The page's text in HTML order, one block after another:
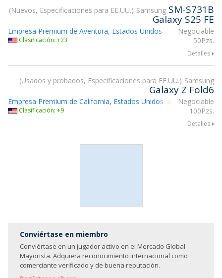
Nuevos, Especificaciones para EE.UU. Samsung SM-S731B
Galaxy S25 FE
Negociable
50Pzs.
Empresa Premium de Aventura, Estados Unidos
Clasificación: +23
Detalles
Usados y probados, Especificaciones para EE.UU. Samsung
Galaxy Z Fold6
Negociable
100Pzs.
Empresa Premium de California, Estados Unidos Atendiendo
Clasificación: +9
Detalles
Conviértase en miembro
Conviértase en un jugador activo en el Mercado Global
Mayorista. Adquiera reconocimiento internacional como
comerciante verificado y de buena reputación.